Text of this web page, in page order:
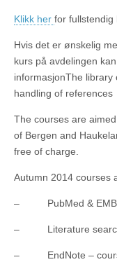
Klikk her for fullstendig
Hvis det er ønskelig
kurs på avdelingen
informasjonThe library
handling of references
The courses are
of Bergen and
free of charge.
Autumn 2014 courses
– PubMed &
– Literature
– EndNote – course